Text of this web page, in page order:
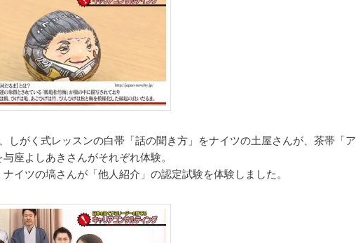
しがく式レッスンの白帯「話の聞き方」をナイツの土屋さんが、茶帯「ア
与座よしあきさんがそれぞれ体験。
ナイツの塙さんが「他人紹介」の認定試験を体験しました。